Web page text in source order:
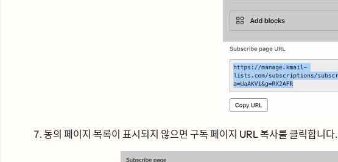
동의 페이지 목록이 표시되지 않으면 구독 페이지 URL 복사를 클릭합니다.